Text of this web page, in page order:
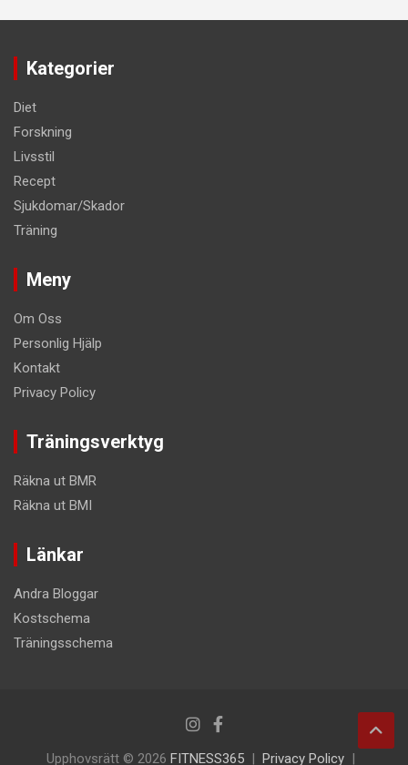
Kategorier
Diet
Forskning
Livsstil
Recept
Sjukdomar/Skador
Träning
Meny
Om Oss
Personlig Hjälp
Kontakt
Privacy Policy
Träningsverktyg
Räkna ut BMR
Räkna ut BMI
Länkar
Andra Bloggar
Kostschema
Träningsschema
Upphovsrätt © 2026 FITNESS365 Privacy Policy